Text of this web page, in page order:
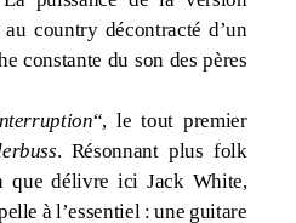
country décontracté d’un
constante du son des pères
“, le tout premier
. Résonnant plus folk
que délivre ici Jack White,
à l’essentiel : une guitare